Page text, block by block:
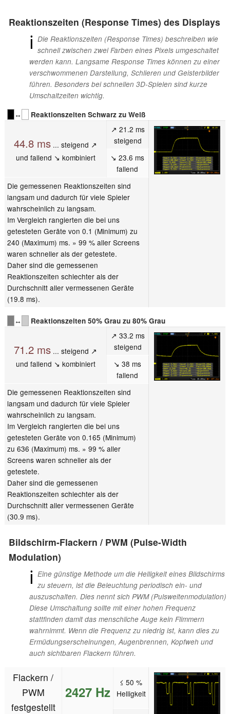
Reaktionszeiten (Response Times) des Displays
ℹ Die Reaktionszeiten (Response Times) beschreiben wie
schnell zwischen zwei Farben eines Pixels umgeschaltet
werden kann. Langsame Response Times können zu einer
verschwommenen Darstellung, Schlieren und Geisterbilder
führen. Besonders bei schnellen 3D-Spielen sind kurze
Umschaltzeiten wichtig.
↔
Reaktionszeiten Schwarz zu Weiß
44.8 ms ... steigend ↗
und fallend ↘ kombiniert
↗ 21.2 ms
steigend
↘ 23.6 ms
fallend
Die gemessenen Reaktionszeiten sind
langsam und dadurch für viele Spieler
wahrscheinlich zu langsam.
Im Vergleich rangierten die bei uns
getesteten Geräte von 0.1 (Minimum) zu
240 (Maximum) ms. » 99 % aller Screens
waren schneller als der getestete.
Daher sind die gemessenen
Reaktionszeiten schlechter als der
Durchschnitt aller vermessenen Geräte
(19.8 ms).
↔ Reaktionszeiten 50% Grau zu 80% Grau
71.2 ms ... steigend ↗
und fallend ↘ kombiniert
↗ 33.2 ms
steigend
↘ 38 ms
fallend
Die gemessenen Reaktionszeiten sind
langsam und dadurch für viele Spieler
wahrscheinlich zu langsam.
Im Vergleich rangierten die bei uns
getesteten Geräte von 0.165 (Minimum)
zu 636 (Maximum) ms. » 99 % aller
Screens waren schneller als der
getestete.
Daher sind die gemessenen
Reaktionszeiten schlechter als der
Durchschnitt aller vermessenen Geräte
(30.9 ms).
Bildschirm-Flackern / PWM (Pulse-Width
Modulation)
ℹ Eine günstige Methode um die Helligkeit eines Bildschirms
zu steuern, ist die Beleuchtung periodisch ein- und
auszuschalten. Dies nennt sich PWM (Pulsweitenmodulation)
Diese Umschaltung sollte mit einer hohen Frequenz
stattfinden damit das menschliche Auge kein Flimmern
wahrnimmt. Wenn die Frequenz zu niedrig ist, kann dies zu
Ermüdungserscheinungen, Augenbrennen, Kopfweh und
auch sichtbaren Flackern führen.
Flackern /
PWM
festgestellt
2427 Hz
≤ 50 %
Helligkeit